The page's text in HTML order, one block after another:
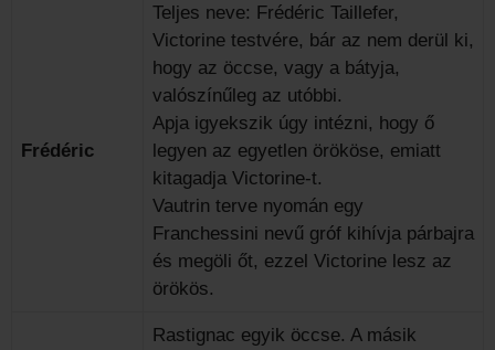
Frédéric
Teljes neve: Frédéric Taillefer,
Victorine testvére, bár az nem derül ki,
hogy az öccse, vagy a bátyja,
valószínűleg az utóbbi.
Apja igyekszik úgy intézni, hogy ő
legyen az egyetlen örököse, emiatt
kitagadja Victorine-t.
Vautrin terve nyomán egy
Franchessini nevű gróf kihívja párbajra
és megöli őt, ezzel Victorine lesz az
örökös.
Rastignac egyik öccse. A másik